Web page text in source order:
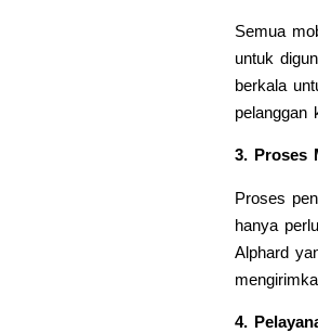
Semua
untuk
berkala
pelanggan
3. Proses
Proses
hanya
Alphard
4.